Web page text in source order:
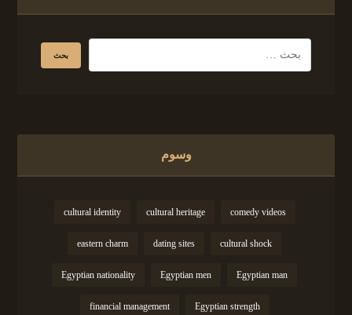
وسوم
comedy videos
cultural heritage
cultural identity
cultural shock
dating sites
eastern charm
Egyptian man
Egyptian men
Egyptian nationality
Egyptian strength
financial management